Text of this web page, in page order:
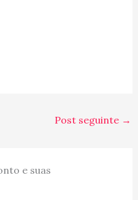
Post seguinte →
e suas